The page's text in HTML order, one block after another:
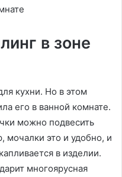
в зоне
кухни. Но в этом
его в ванной комнате.
можно подвесить
это и удобно, и
в изделии.
многоярусная